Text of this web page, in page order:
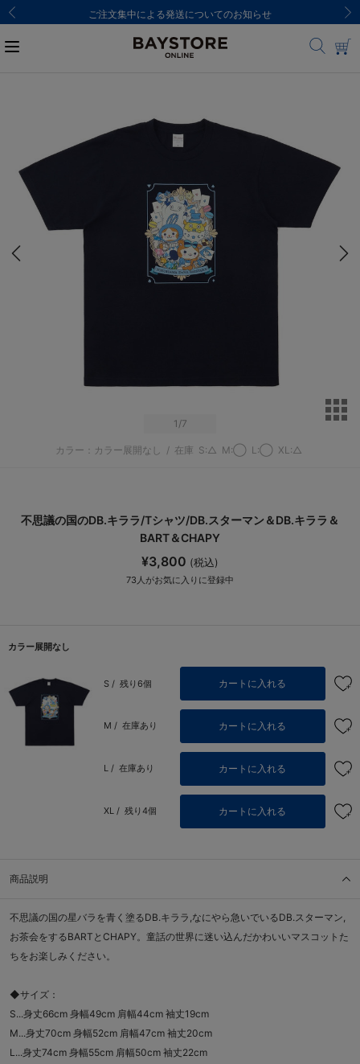
ご注文集中による発送についてのお知らせ
1 /7
カラー：カラー展開なし / 在庫 S:△ M:◯ L:◯ XL:△
不思議の国のDB.キララ/Tシャツ/DB.スターマン＆DB.キララ＆
BART＆CHAPY
¥3,800 (税込)
73 人がお気に入りに登録中
カラー展開なし
S / 残り6個 カートに入れる
M / 在庫あり カートに入れる
L / 在庫あり カートに入れる
XL / 残り4個 カートに入れる
商品説明
不思議の国の星バラを青く塗るDB.キララ,なにやら急いでいるDB.スターマン,
お茶会をするBARTとCHAPY。童話の世界に迷い込んだかわいいマスコットた
ちをお楽しみください。
◆サイズ：
S...身丈66cm 身幅49cm 肩幅44cm 袖丈19cm
M...身丈70cm 身幅52cm 肩幅47cm 袖丈20cm
L...身丈74cm 身幅55cm 肩幅50cm 袖丈22cm